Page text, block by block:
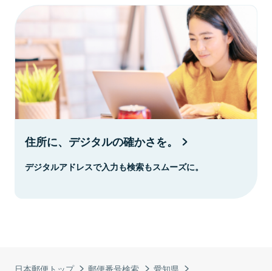
日本郵便トップ 郵便番号検索
愛知県
住所に、デジタルの確かさを。
デジタルアドレスで入力も検索もスムーズに。